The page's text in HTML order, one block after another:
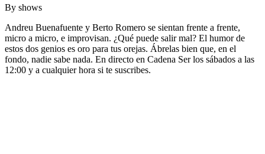
By shows
Andreu Buenafuente y Berto Romero se sientan frente a frente,
micro a micro, e improvisan. ¿Qué puede salir mal? El humor de
estos dos genios es oro para tus orejas. Ábrelas bien que, en el
fondo, nadie sabe nada. En directo en Cadena Ser los sábados a las
12:00 y a cualquier hora si te suscribes.